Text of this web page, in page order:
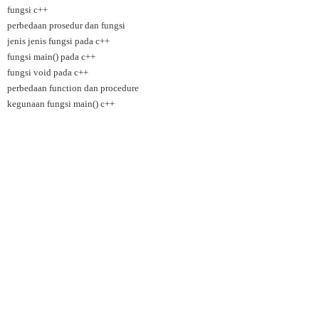
fungsi c++
perbedaan prosedur dan fungsi
jenis jenis fungsi pada c++
fungsi main() pada c++
fungsi void pada c++
perbedaan function dan procedure
kegunaan fungsi main() c++